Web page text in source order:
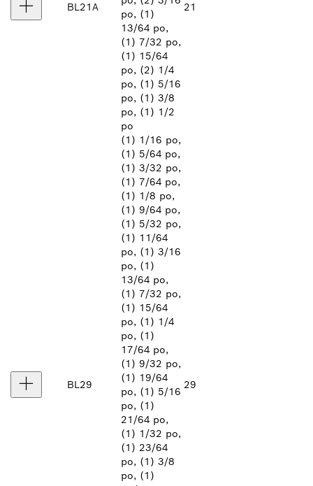
BL21A
po, (1)
13/64 po,
(1) 7/32 po,
(1) 15/64
po, (2) 1/4
po, (1) 5/16
po, (1) 3/8
po, (1) 1/2
po
21
BL29
(1) 1/16 po,
(1) 5/64 po,
(1) 3/32 po,
(1) 7/64 po,
(1) 1/8 po,
(1) 9/64 po,
(1) 5/32 po,
(1) 11/64
po, (1) 3/16
po, (1)
13/64 po,
(1) 7/32 po,
(1) 15/64
po, (1) 1/4
po, (1)
17/64 po,
(1) 9/32 po,
(1) 19/64
po, (1) 5/16
po, (1)
21/64 po,
(1) 1/32 po,
(1) 23/64
po, (1) 3/8
po, (1)
29